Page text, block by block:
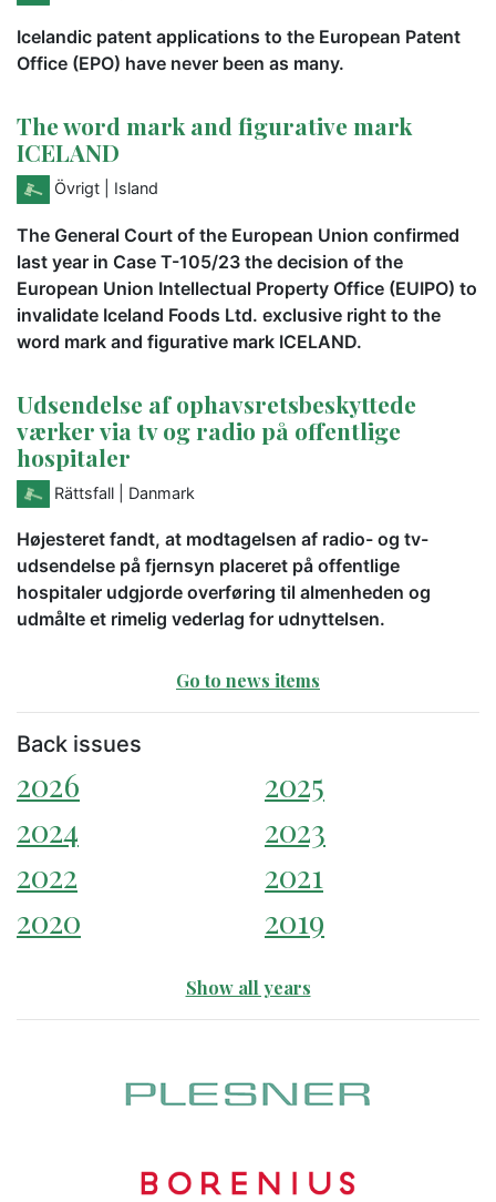
Icelandic patent applications to the European Patent
Office (EPO) have never been as many.
The word mark and figurative mark
ICELAND
Övrigt | Island
The General Court of the European Union confirmed
last year in Case T-105/23 the decision of the
European Union Intellectual Property Office (EUIPO) to
invalidate Iceland Foods Ltd. exclusive right to the
word mark and figurative mark ICELAND.
Udsendelse af ophavsretsbeskyttede
værker via tv og radio på offentlige
hospitaler
Rättsfall | Danmark
Højesteret fandt, at modtagelsen af radio- og tv-
udsendelse på fjernsyn placeret på offentlige
hospitaler udgjorde overføring til almenheden og
udmålte et rimelig vederlag for udnyttelsen.
Go to news items
Back issues
2026
2025
2024
2023
2022
2021
2020
2019
Show all years